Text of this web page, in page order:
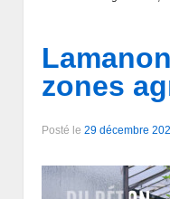
zones
Posté le 29 décembre